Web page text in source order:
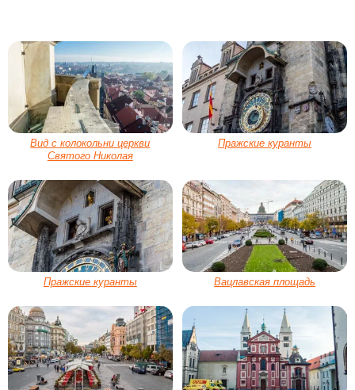
Вид с колокольни церкви
Святого Николая
Пражские куранты
Пражские куранты Вацлавская площадь